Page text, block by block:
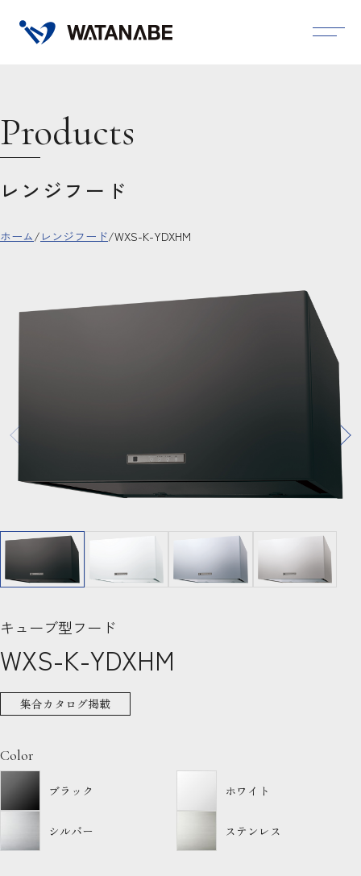
Products
レンジフード
ホーム/ レンジフード/WXS-K-YDXHM
キューブ型フード
WXS-K-YDXHM
集合カタログ掲載
Color
ブラック ホワイト
シルバー ステンレス